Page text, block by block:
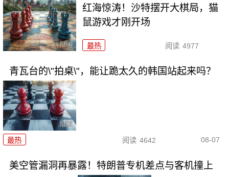
红海惊涛！沙特摆开大棋局，猫
鼠游戏才刚开场
最热 阅读 4977
青瓦台的\"拍桌\"，能让跪太久的韩国站起来吗？
最热 阅读 4642 08-07
美空管漏洞再暴露！特朗普专机差点与客机撞上